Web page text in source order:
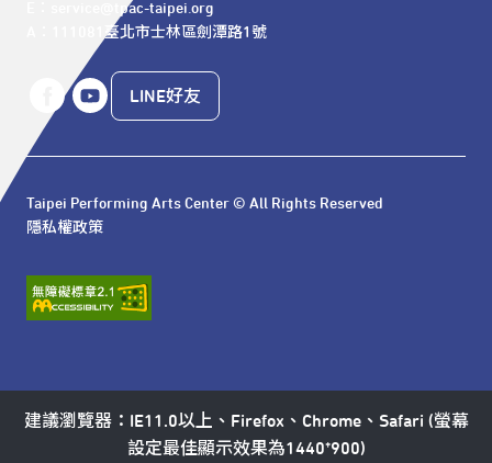
E：service@tpac-taipei.org
A：111081臺北市士林區劍潭路1號
LINE好友
Taipei Performing Arts Center © All Rights Reserved
隱私權政策
建議瀏覽器：IE11.0以上、Firefox、Chrome、Safari (螢幕
設定最佳顯示效果為1440*900)